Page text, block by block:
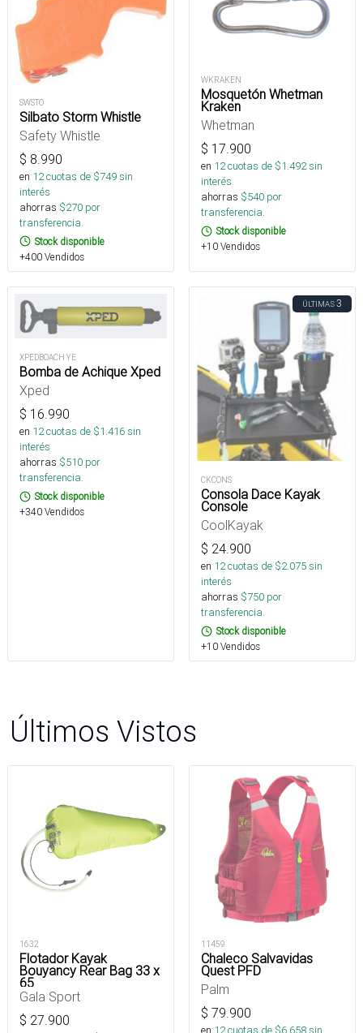
SWSTO
Silbato Storm Whistle
Safety Whistle
$ 8.990
en 12cuotas de $749sin
interés
ahorras $270 por
transferencia.
Stock disponible
+400 Vendidos
WKRAKEN
Mosquetón Whetman
Kraken
Whetman
$ 17.900
en 12cuotas de $1.492sin
interés
ahorras $540 por
transferencia.
Stock disponible
+10 Vendidos
XPEDBOACH YE
Bomba de Achique Xped
Xped
$ 16.990
en 12cuotas de $1.416sin
interés
ahorras $510 por
transferencia.
Stock disponible
+340 Vendidos
ÚLTIMAS3
CKCONS
Consola Dace Kayak
Console
CoolKayak
$ 24.900
en 12cuotas de $2.075sin
interés
ahorras $750 por
transferencia.
Stock disponible
+10 Vendidos
Últimos Vistos
1632
Flotador Kayak
Bouyancy Rear Bag 33 x
65
Gala Sport
$ 27.900
11459
Chaleco Salvavidas
Quest PFD
Palm
$ 79.900
en 12cuotas de $6.658sin